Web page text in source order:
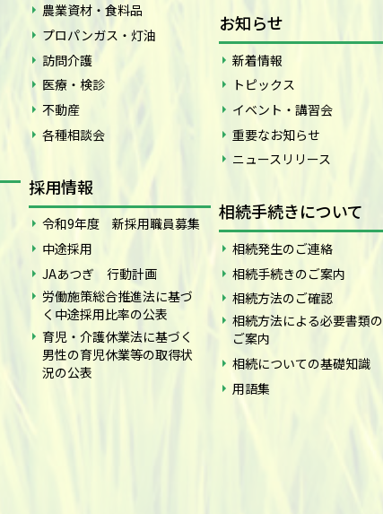
農業資材・食料品
プロパンガス・灯油
訪問介護
医療・検診
不動産
各種相談会
採用情報
令和9年度 新採用職員募集
中途採用
JAあつぎ 行動計画
労働施策総合推進法に基づ
く中途採用比率の公表
育児・介護休業法に基づく
男性の育児休業等の取得状
況の公表
お知らせ
新着情報
トピックス
イベント・講習会
重要なお知らせ
ニュースリリース
相続手続きについて
相続発生のご連絡
相続手続きのご案内
相続方法のご確認
相続方法による必要書類の
ご案内
相続についての基礎知識
用語集